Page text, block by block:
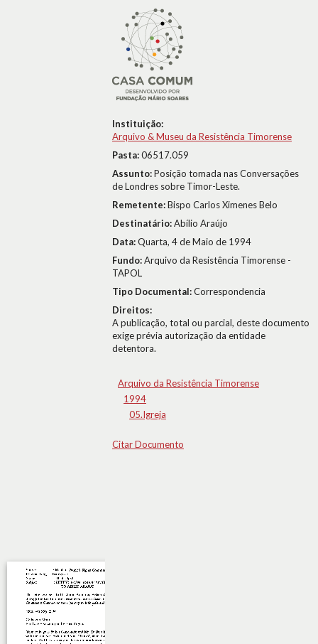
Instituição:
Arquivo & Museu da Resistência Timorense
Pasta:06517.059
Assunto:Posição tomada nas Conversações
de Londres sobre Timor-Leste.
Remetente:Bispo Carlos Ximenes Belo
Destinatário:Abílio Araújo
Data:Quarta, 4 de Maio de 1994
Fundo:Arquivo da Resistência Timorense -
TAPOL
Tipo Documental:Correspondencia
Direitos:
A publicação, total ou parcial, deste documento
exige prévia autorização da entidade
detentora.
Arquivo da Resistência Timorense
1994
05.Igreja
Citar Documento